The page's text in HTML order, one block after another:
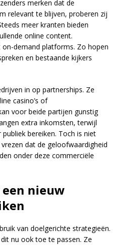
merken dat de
relevant te blijven, proberen zij
meer kranten bieden
online content.
demand platforms. Zo hopen
en bestaande kijkers
in op partnerships. Ze
casino’s of
voor beide partijen gunstig
extra inkomsten, terwijl
bereiken. Toch is niet
dat de geloofwaardigheid
onder deze commerciële
nieuw
van doelgerichte strategieën.
nu ook toe te passen. Ze